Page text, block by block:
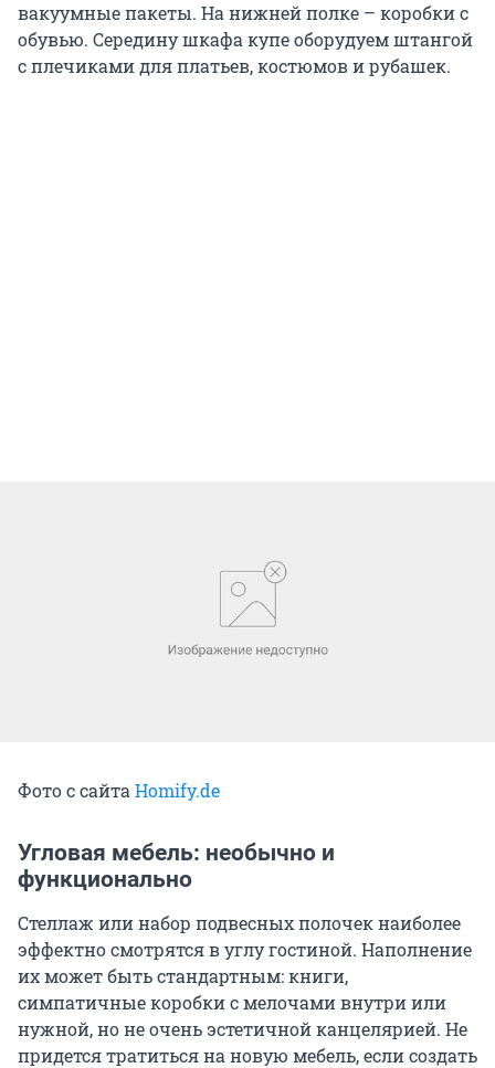
вакуумные пакеты. На нижней полке – коробки с
обувью. Середину шкафа купе оборудуем штангой
с плечиками для платьев, костюмов и рубашек.
Фото с сайта Homify.de
Угловая мебель: необычно и
функционально
Стеллаж или набор подвесных полочек наиболее
эффектно смотрятся в углу гостиной. Наполнение
их может быть стандартным: книги,
симпатичные коробки с мелочами внутри или
нужной, но не очень эстетичной канцелярией. Не
придется тратиться на новую мебель, если создать